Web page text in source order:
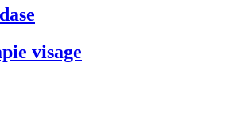
visage